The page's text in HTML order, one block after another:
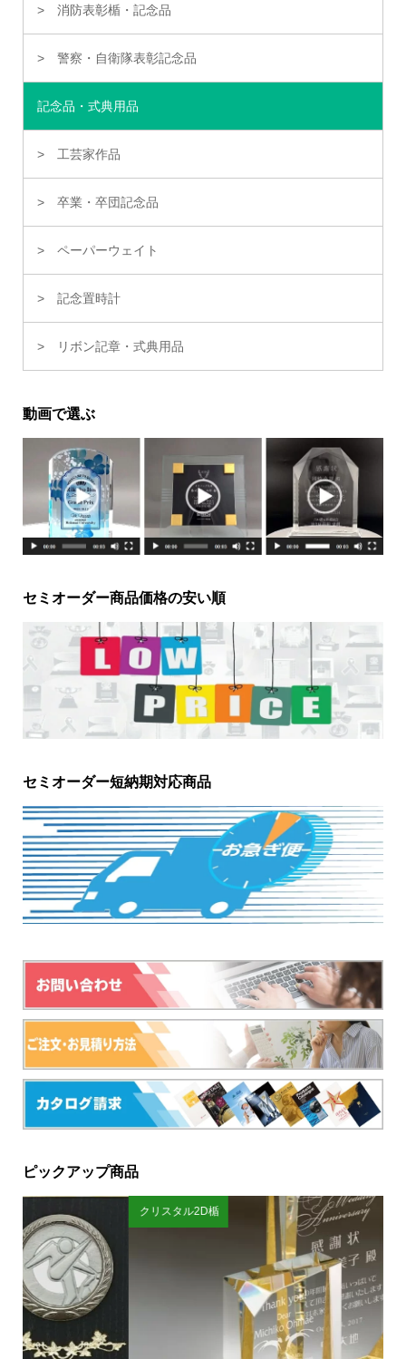
消防表彰楯・記念品
警察・自衛隊表彰記念品
記念品・式典用品
工芸家作品
卒業・卒団記念品
ペーパーウェイト
記念置時計
リボン記章・式典用品
動画で選ぶ
セミオーダー商品価格の安い順
セミオーダー短納期対応商品
ピックアップ商品
クリスタル2D楯